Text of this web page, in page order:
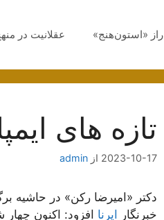
راز «استون‌هنج» عقلانیت در
تازه های
2023-10-17 از admin
دکتر «امیرضا رکن» در حاشیه
خبرنگار
ایرنا